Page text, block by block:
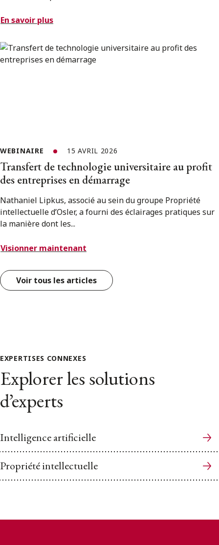
En savoir plus
WEBINAIRE 15 AVRIL 2026
Transfert de technologie universitaire au profit
des entreprises en démarrage
Nathaniel Lipkus, associé au sein du groupe Propriété
intellectuelle d’Osler, a fourni des éclairages pratiques sur
la manière dont les...
Visionner maintenant
Voir tous les articles
EXPERTISES CONNEXES
Explorer les solutions
d’experts
Intelligence artificielle
Propriété intellectuelle